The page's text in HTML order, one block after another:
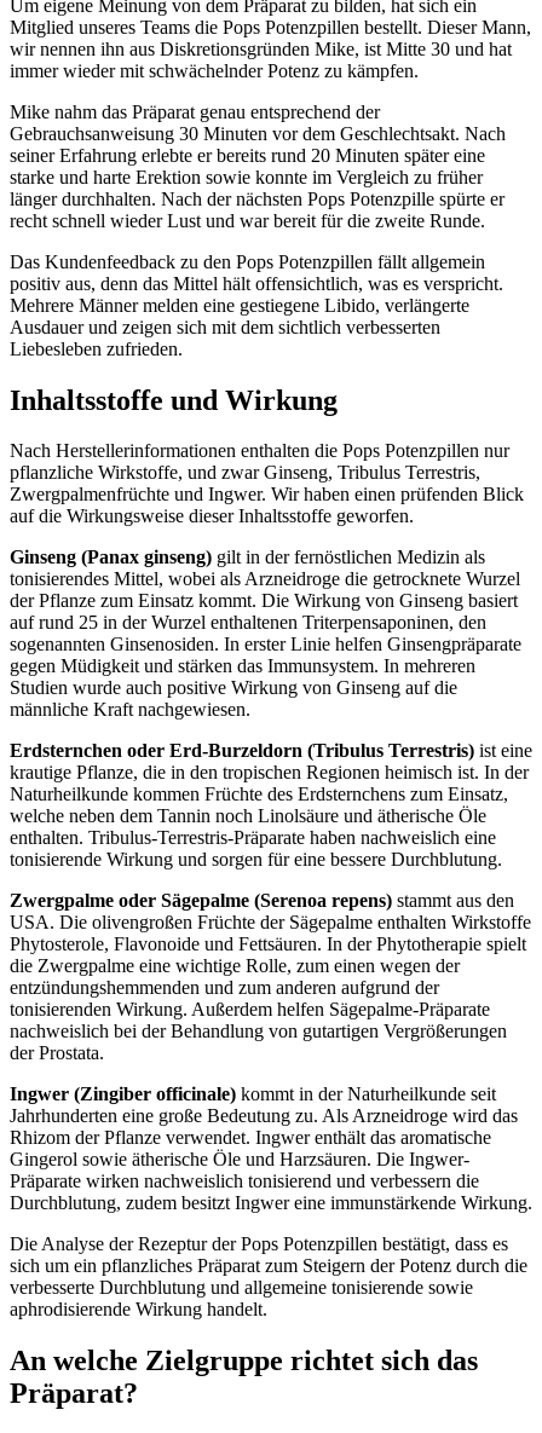
Um eigene Meinung von dem Präparat zu bilden, hat sich ein
Mitglied unseres Teams die Pops Potenzpillen bestellt. Dieser Mann,
wir nennen ihn aus Diskretionsgründen Mike, ist Mitte 30 und hat
immer wieder mit schwächelnder Potenz zu kämpfen.
Mike nahm das Präparat genau entsprechend der
Gebrauchsanweisung 30 Minuten vor dem Geschlechtsakt. Nach
seiner Erfahrung erlebte er bereits rund 20 Minuten später eine
starke und harte Erektion sowie konnte im Vergleich zu früher
länger durchhalten. Nach der nächsten Pops Potenzpille spürte er
recht schnell wieder Lust und war bereit für die zweite Runde.
Das Kundenfeedback zu den Pops Potenzpillen fällt allgemein
positiv aus, denn das Mittel hält offensichtlich, was es verspricht.
Mehrere Männer melden eine gestiegene Libido, verlängerte
Ausdauer und zeigen sich mit dem sichtlich verbesserten
Liebesleben zufrieden.
Inhaltsstoffe und Wirkung
Nach Herstellerinformationen enthalten die Pops Potenzpillen nur
pflanzliche Wirkstoffe, und zwar Ginseng, Tribulus Terrestris,
Zwergpalmenfrüchte und Ingwer. Wir haben einen prüfenden Blick
auf die Wirkungsweise dieser Inhaltsstoffe geworfen.
Ginseng (Panax ginseng) gilt in der fernöstlichen Medizin als
tonisierendes Mittel, wobei als Arzneidroge die getrocknete Wurzel
der Pflanze zum Einsatz kommt. Die Wirkung von Ginseng basiert
auf rund 25 in der Wurzel enthaltenen Triterpensaponinen, den
sogenannten Ginsenosiden. In erster Linie helfen Ginsengpräparate
gegen Müdigkeit und stärken das Immunsystem. In mehreren
Studien wurde auch positive Wirkung von Ginseng auf die
männliche Kraft nachgewiesen.
Erdsternchen oder Erd-Burzeldorn (Tribulus Terrestris) ist eine
krautige Pflanze, die in den tropischen Regionen heimisch ist. In der
Naturheilkunde kommen Früchte des Erdsternchens zum Einsatz,
welche neben dem Tannin noch Linolsäure und ätherische Öle
enthalten. Tribulus-Terrestris-Präparate haben nachweislich eine
tonisierende Wirkung und sorgen für eine bessere Durchblutung.
Zwergpalme oder Sägepalme (Serenoa repens) stammt aus den
USA. Die olivengroßen Früchte der Sägepalme enthalten Wirkstoffe
Phytosterole, Flavonoide und Fettsäuren. In der Phytotherapie spielt
die Zwergpalme eine wichtige Rolle, zum einen wegen der
entzündungshemmenden und zum anderen aufgrund der
tonisierenden Wirkung. Außerdem helfen Sägepalme-Präparate
nachweislich bei der Behandlung von gutartigen Vergrößerungen
der Prostata.
Ingwer (Zingiber officinale) kommt in der Naturheilkunde seit
Jahrhunderten eine große Bedeutung zu. Als Arzneidroge wird das
Rhizom der Pflanze verwendet. Ingwer enthält das aromatische
Gingerol sowie ätherische Öle und Harzsäuren. Die Ingwer-
Präparate wirken nachweislich tonisierend und verbessern die
Durchblutung, zudem besitzt Ingwer eine immunstärkende Wirkung.
Die Analyse der Rezeptur der Pops Potenzpillen bestätigt, dass es
sich um ein pflanzliches Präparat zum Steigern der Potenz durch die
verbesserte Durchblutung und allgemeine tonisierende sowie
aphrodisierende Wirkung handelt.
An welche Zielgruppe richtet sich das
Präparat?